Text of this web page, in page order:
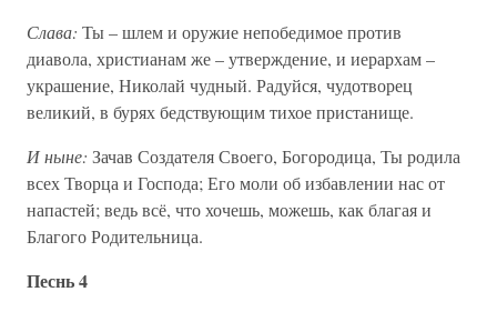
Слава: Ты – шлем и оружие непобедимое против
диавола, христианам же – утверждение, и иерархам –
украшение, Николай чудный. Радуйся, чудотворец
великий, в бурях бедствующим тихое пристанище.
И ныне: Зачав Создателя Своего, Богородица, Ты родила
всех Творца и Господа; Его моли об избавлении нас от
напастей; ведь всё, что хочешь, можешь, как благая и
Благого Родительница.
Песнь 4